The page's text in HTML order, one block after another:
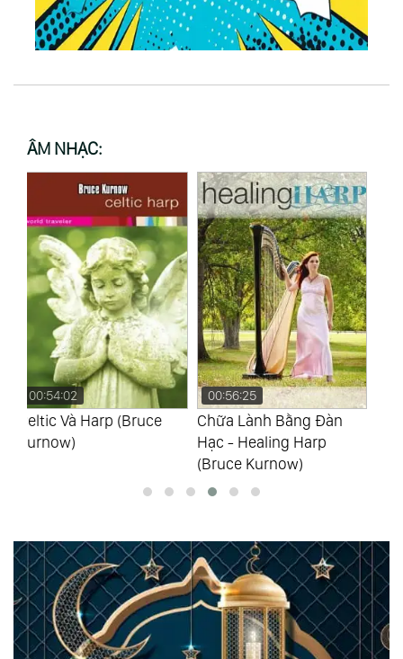
ÂM NHẠC:
00:56:25
Chữa Lành Bằng Đàn
Hạc - Healing Harp
00:59:08
Đàn Hạc Về Giáng Sinh -
Christmas Harp (Bruce
Kurnow)